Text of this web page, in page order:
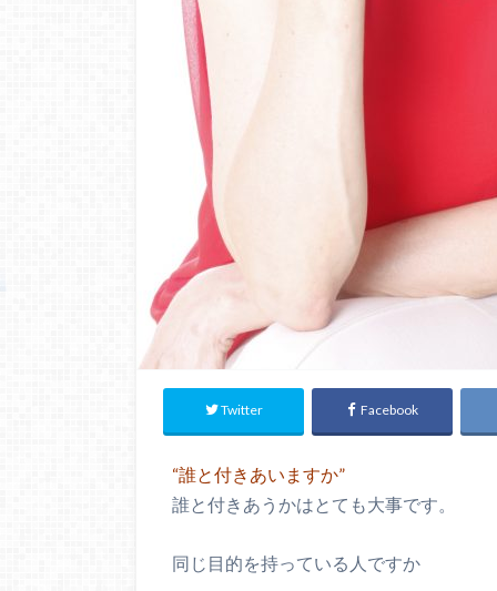
Twitter Facebook
“誰と付きあいますか”
誰と付きあうかはとても大事です。
同じ目的を持っている人ですか